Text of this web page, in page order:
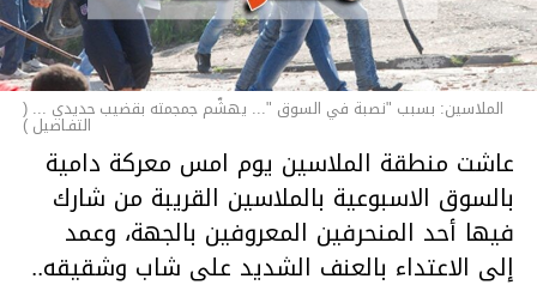
الملاسين: بسبب "نصبة في السوق "... يهشّم جمجمته بقضيب حديدي ... (
التفـاصيل )
عاشت منطقة الملاسين يوم امس معركة دامية
بالسوق الاسبوعية بالملاسين القريبة من شارك
فيها أحد المنحرفين المعروفين بالجهة، وعمد
إلى الاعتداء بالعنف الشديد على شاب وشقيقه..